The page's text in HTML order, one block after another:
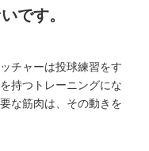
です。
チャーは投球練習をす
持つトレーニングにな
な筋肉は、その動きを